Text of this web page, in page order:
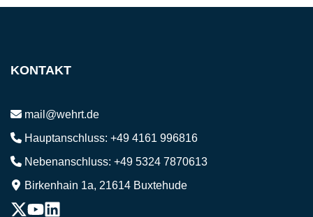
KONTAKT
mail@wehrt.de
Hauptanschluss: +49 4161 996816
Nebenanschluss: +49 5324 7870613
Birkenhain 1a, 21614 Buxtehude